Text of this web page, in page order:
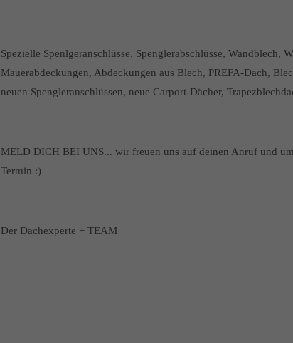
Spezielle Spenlgeranschlüsse, Spenglerabschlüsse, Wandblech,
Mauerabdeckungen, Abdeckungen aus Blech, PREFA-Dach,
neuen Spengleranschlüssen, neue Carport-Dächer,
MELD DICH BEI UNS... wir freuen uns auf deinen Anruf und
Termin :)
Der Dachexperte + TEAM